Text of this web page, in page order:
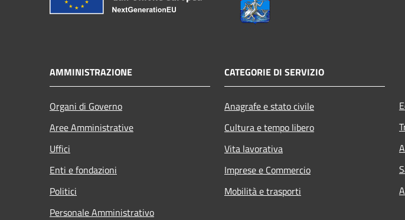
AMMINISTRAZIONE
Organi di Governo
Aree Amministrative
Uffici
Enti e fondazioni
Politici
Personale Amministrativo
CATEGORIE DI SERVIZIO
Anagrafe e stato civile
Cultura e tempo libero
Vita lavorativa
Imprese e Commercio
Mobilità e trasporti